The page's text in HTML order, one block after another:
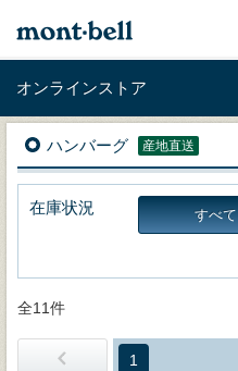
オンラインストア
ハンバーグ 産地直送
在庫状況 すべて
全11件
1